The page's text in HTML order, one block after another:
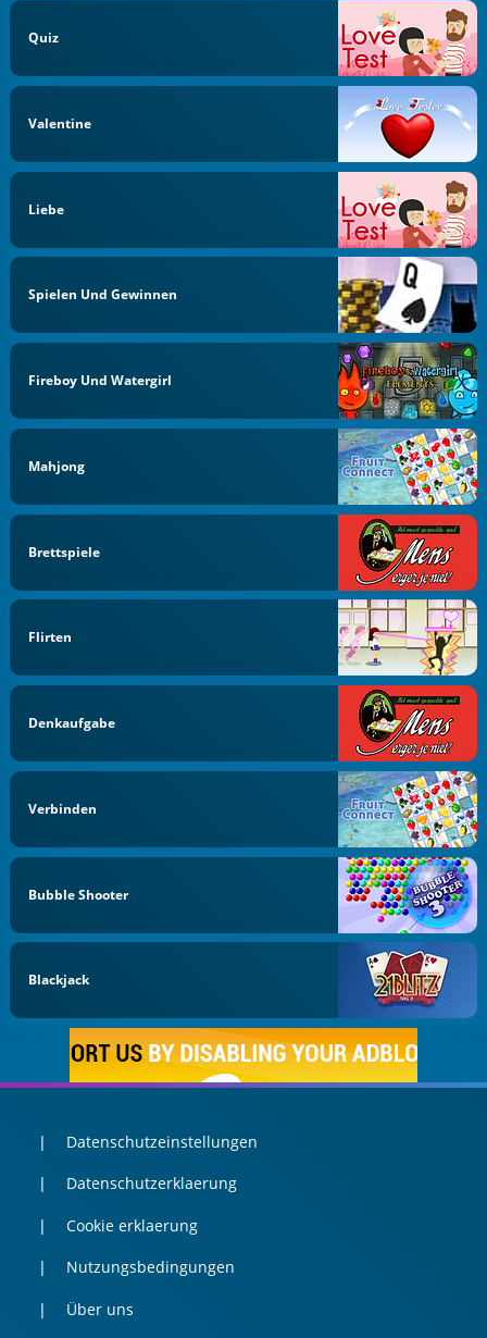
Quiz
Valentine
Liebe
Spielen Und Gewinnen
Fireboy Und Watergirl
Mahjong
Brettspiele
Flirten
Denkaufgabe
Verbinden
Bubble Shooter
Blackjack
Datenschutzeinstellungen
Datenschutzerklaerung
Cookie erklaerung
Nutzungsbedingungen
Über uns